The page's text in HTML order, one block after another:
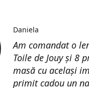
Am comandat o
Toile de Jouy și 8
masă cu același
primit cadou un
Daniela